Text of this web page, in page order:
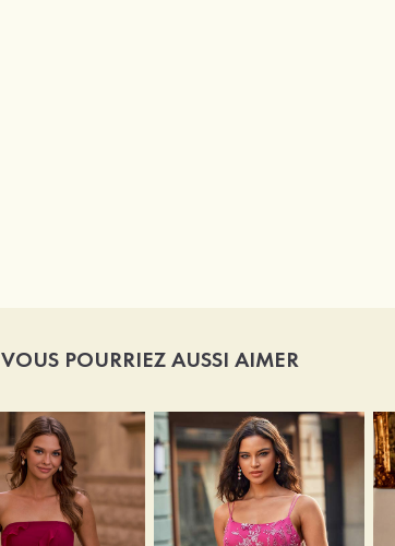
VOUS POURRIEZ AUSSI AIMER